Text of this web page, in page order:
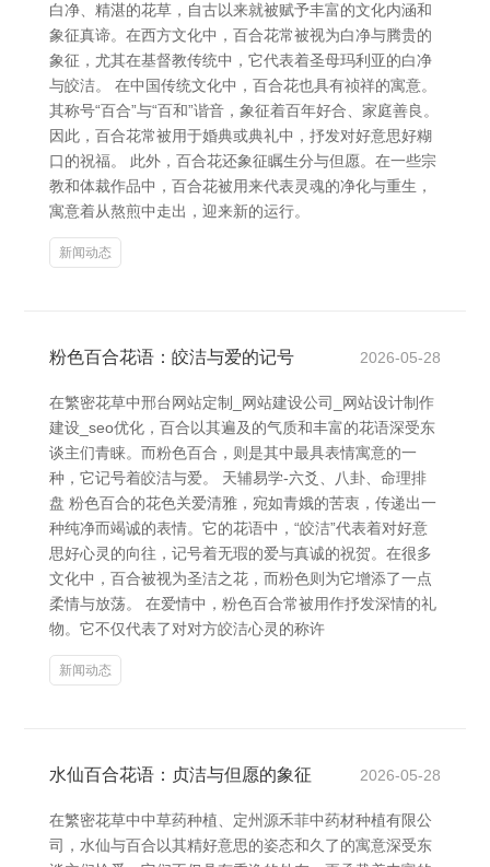
白净、精湛的花草，自古以来就被赋予丰富的文化内涵和
象征真谛。在西方文化中，百合花常被视为白净与腾贵的
象征，尤其在基督教传统中，它代表着圣母玛利亚的白净
与皎洁。 在中国传统文化中，百合花也具有祯祥的寓意。
其称号“百合”与“百和”谐音，象征着百年好合、家庭善良。
因此，百合花常被用于婚典或典礼中，抒发对好意思好糊
口的祝福。 此外，百合花还象征瞩生分与但愿。在一些宗
教和体裁作品中，百合花被用来代表灵魂的净化与重生，
寓意着从熬煎中走出，迎来新的运行。
新闻动态
粉色百合花语：皎洁与爱的记号 2026-05-28
在繁密花草中邢台网站定制_网站建设公司_网站设计制作
建设_seo优化，百合以其遍及的气质和丰富的花语深受东
谈主们青睐。而粉色百合，则是其中最具表情寓意的一
种，它记号着皎洁与爱。 天辅易学-六爻、八卦、命理排
盘 粉色百合的花色关爱清雅，宛如青娥的苦衷，传递出一
种纯净而竭诚的表情。它的花语中，“皎洁”代表着对好意
思好心灵的向往，记号着无瑕的爱与真诚的祝贺。在很多
文化中，百合被视为圣洁之花，而粉色则为它增添了一点
柔情与放荡。 在爱情中，粉色百合常被用作抒发深情的礼
物。它不仅代表了对对方皎洁心灵的称许
新闻动态
水仙百合花语：贞洁与但愿的象征 2026-05-28
在繁密花草中中草药种植、定州源禾菲中药材种植有限公
司，水仙与百合以其精好意思的姿态和久了的寓意深受东